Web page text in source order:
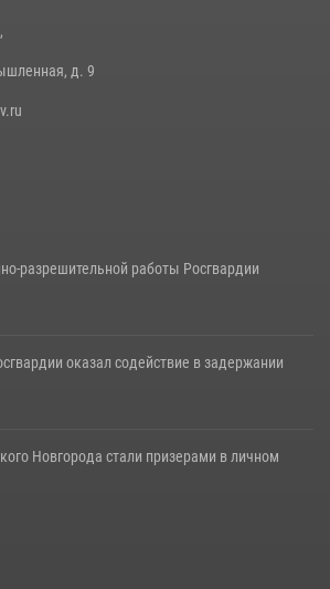
деятельности сотрудников
за первое полугодие 2026 года
6
д. 9
разрешительной работы Росгвардии
оказал содействие в задержании
Новгорода стали призерами в личном